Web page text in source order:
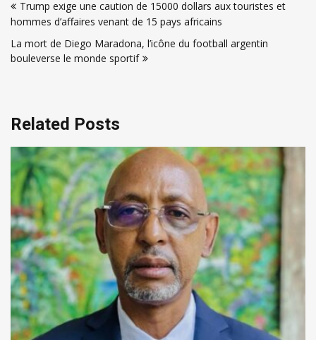
de
l’article
Trump exige une caution de 15000 dollars aux touristes et
hommes d’affaires venant de 15 pays africains
La mort de Diego Maradona, l’icône du football argentin
bouleverse le monde sportif
Related Posts